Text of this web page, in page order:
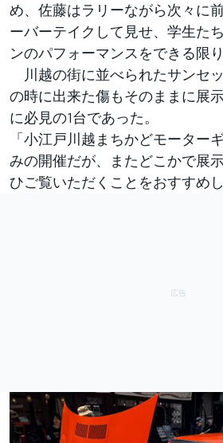
め、佐藤はラリーながら次々に
ーバーテイクして見せ、学生た
ンのパフォーマンスをできる限
川越の街に並べられたサンセ
の時に出来た傷もそのままに展
に必見の1台であった。
「小江戸川越まちかどモーター
みの開催だが、またどこかで展
ひご覧いただくことをおすすめし